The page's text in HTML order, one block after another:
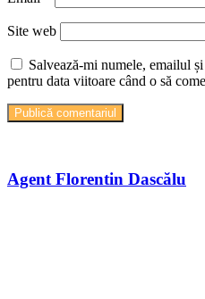
Site web
Salvează-mi numele, emailul
pentru data viitoare când o să
Agent Florentin Dascălu